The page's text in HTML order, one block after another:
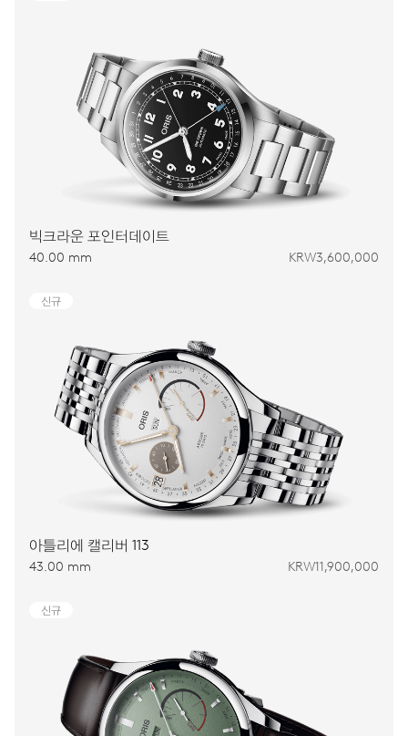
빅크라운 포인터데이트
40.00 mm KRW3,600,000
신규
아틀리에 캘리버 113
43.00 mm KRW11,900,000
신규